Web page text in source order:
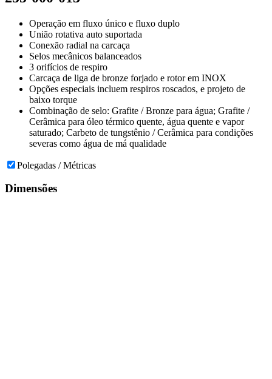
Operação em fluxo único e fluxo duplo
União rotativa auto suportada
Conexão radial na carcaça
Selos mecânicos balanceados
3 orifícios de respiro
Carcaça de liga de bronze forjado e rotor em INOX
Opções especiais incluem respiros roscados, e projeto de
baixo torque
Combinação de selo: Grafite / Bronze para água; Grafite /
Cerâmica para óleo térmico quente, água quente e vapor
saturado; Carbeto de tungstênio / Cerâmica para condições
severas como água de má qualidade
Polegadas / Métricas
Dimensões